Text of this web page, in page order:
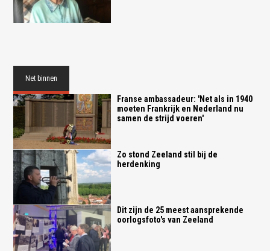
Net binnen
Franse ambassadeur: 'Net als in 1940
moeten Frankrijk en Nederland nu
samen de strijd voeren'
Zo stond Zeeland stil bij de
herdenking
Dit zijn de 25 meest aansprekende
oorlogsfoto's van Zeeland